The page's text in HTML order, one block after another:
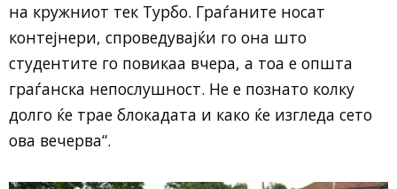
на кружниот тек Турбо. Граѓаните носат
контејнери, спроведувајќи го она што
студентите го повикаа вчера, а тоа е општа
граѓанска непослушност. Не е познато колку
долго ќе трае блокадата и како ќе изгледа сето
ова вечерва“.